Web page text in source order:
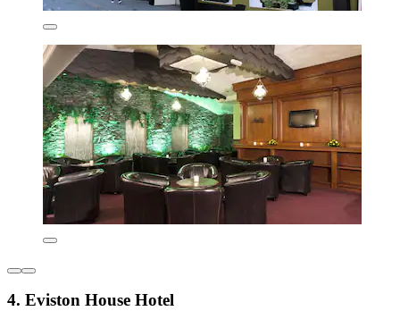
4. Eviston House Hotel